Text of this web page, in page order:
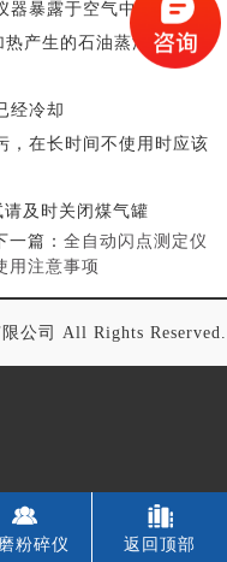
暴露于空气中人为因素
产生的石油蒸汽及时通
经冷却
，在长时间不使用时应该
及时关闭煤气罐
一篇： 全自动闪点测定仪
用注意事项
公司 All Rights Reserved.
粉碎仪 返回顶部